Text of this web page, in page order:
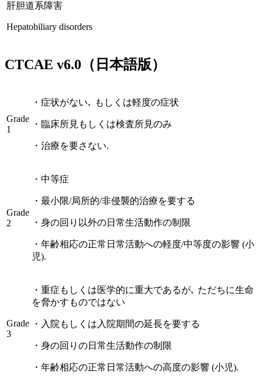
肝胆道系障害
Hepatobiliary disorders
CTCAE v6.0 （日本語版）
Grade
1
・ 症状がない､ もしくは軽度の症状
・ 臨床所見もしくは検査所見のみ
・ 治療を要さない.
Grade
2
・ 中等症
・ 最小限/局所的/非侵襲的治療を要する
・ 身の回り以外の日常生活動作の制限
・ 年齢相応の正常日常活動への軽度/中等度の影響 (小
児).
Grade
3
・ 重症もしくは医学的に重大であるが､ ただちに生命
を脅かすものではない
・ 入院もしくは入院期間の延長を要する
・ 身の回りの日常生活動作の制限
・ 年齢相応の正常日常活動への高度の影響 (小児).